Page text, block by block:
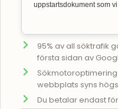
uppstartsdokument som
95% av all söktrafik
första sidan av
webbplats syns
Du betalar endast